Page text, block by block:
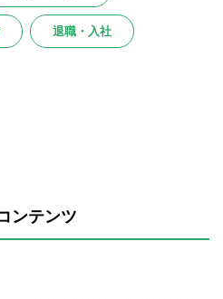
退職・入社
ンテンツ